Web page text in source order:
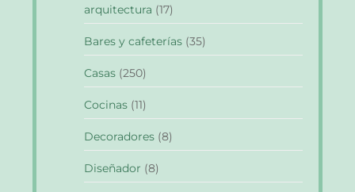
arquitectura (17)
Bares y cafeterías (35)
Casas (250)
Cocinas (11)
Decoradores (8)
Diseñador (8)